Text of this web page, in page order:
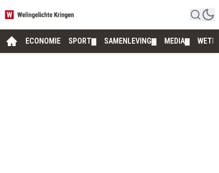
ECONOMIE SPORT SAMENLEVING MEDIA